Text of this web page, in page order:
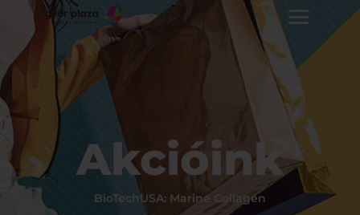
Akcióink
BioTechUSA: Marine Collagen